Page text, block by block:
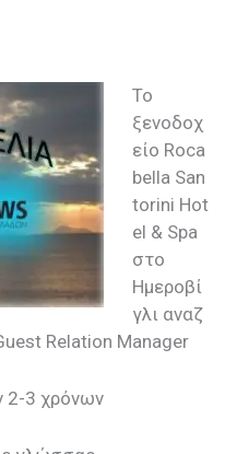
Το
ξενοδοχ
είο Roca
bella San
torini Hot
el & Spa
στο
Ημεροβί
γλι αναζ
Relation Manager
2-3 χρόνων